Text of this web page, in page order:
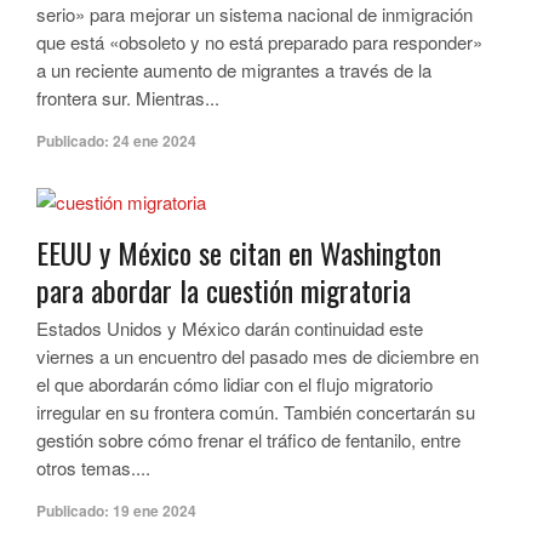
serio» para mejorar un sistema nacional de inmigración
que está «obsoleto y no está preparado para responder»
a un reciente aumento de migrantes a través de la
frontera sur. Mientras...
Publicado: 24 ene 2024
EEUU y México se citan en Washington
para abordar la cuestión migratoria
Estados Unidos y México darán continuidad este
viernes a un encuentro del pasado mes de diciembre en
el que abordarán cómo lidiar con el flujo migratorio
irregular en su frontera común. También concertarán su
gestión sobre cómo frenar el tráfico de fentanilo, entre
otros temas....
Publicado: 19 ene 2024